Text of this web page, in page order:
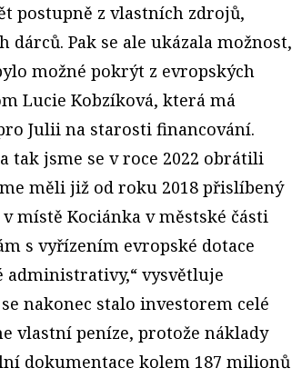
postupně z vlastních zdrojů,
Pak se ale ukázala možnost,
možné pokrýt z evropských
Lucie Kobzíková, která má
Julii na starosti financování.
tak jsme se v roce 2022 obrátili
měli již od roku 2018 přislíbený
místě Kociánka v městské části
s vyřízením evropské dotace
administrativy,“ vysvětluje
nakonec stalo investorem celé
vlastní peníze, protože náklady
dokumentace kolem 187 milionů